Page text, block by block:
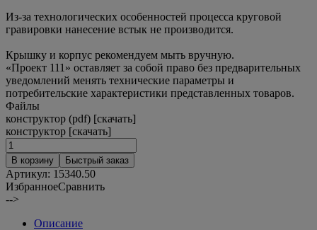
Из-за технологических особенностей процесса круговой
гравировки нанесение встык не производится.
Крышку и корпус рекомендуем мыть вручную.
«Проект 111» оставляет за собой право без предварительных
уведомлений менять технические параметры и
потребительские характеристики представленных товаров.
Файлы
конструктор (pdf) [скачать]
конструктор [скачать]
В корзину Быстрый заказ
Артикул: 15340.50
ИзбранноеСравнить
-->
Описание